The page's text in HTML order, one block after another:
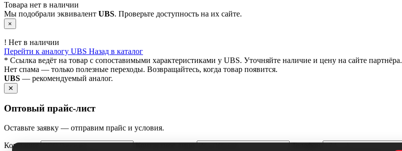
Товара нет в наличии
Мы подобрали эквивалент UBS. Проверьте доступность на их сайте.
×
! Нет в наличии
Перейти к аналогу UBS Назад в каталог
* Ссылка ведёт на товар с сопоставимыми характеристиками у UBS. Уточняйте наличие и цену на сайте партнёра.
Нет спама — только полезные переходы. Возвращайтесь, когда товар появится.
UBS — рекомендуемый аналог.
✕
Оптовый прайс‑лист
Оставьте заявку — отправим прайс и условия.
Компания Контактное лицо Телефон